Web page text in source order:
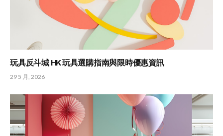
玩具反斗城 HK 玩具選購指南與限時優惠資訊
29 5 月, 2026